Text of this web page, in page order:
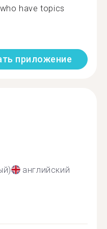
have topics
приложение
английский